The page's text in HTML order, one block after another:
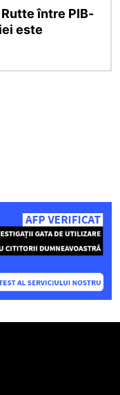
între PIB-
este